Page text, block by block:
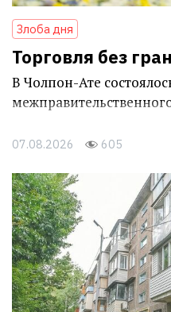
Злоба дня
Торговля без
В Чолпон-Ате
07.08.2026 605